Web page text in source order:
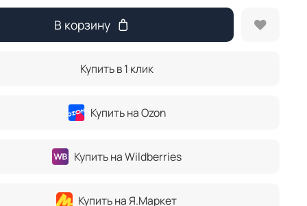
В корзину
Купить в 1 клик
Купить на Ozon
Купить на Wildberries
Купить на Я.Маркет